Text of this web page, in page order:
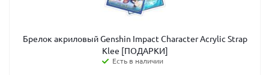
Брелок акриловый Genshin Impact Character Acrylic Strap
Klee [ПОДАРКИ]
Есть в наличии